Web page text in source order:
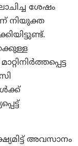
ശേഷം
നിയുക്ത
അവസാനം